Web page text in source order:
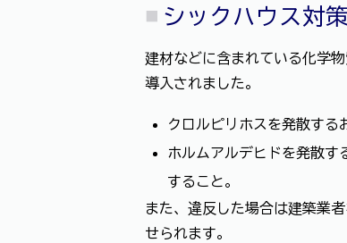
シックハウス対
建材などに含まれている化学
導入されました。
クロルピリホスを発散する
ホルムアルデヒドを発散す
すること。
また、違反した場合は建築業
せられます。